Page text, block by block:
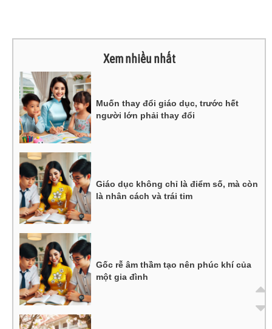
Xem nhiều nhất
Muốn thay đổi giáo dục, trước hết
người lớn phải thay đổi
Giáo dục không chỉ là điểm số, mà còn
là nhân cách và trái tim
Gốc rễ âm thầm tạo nên phúc khí của
một gia đình